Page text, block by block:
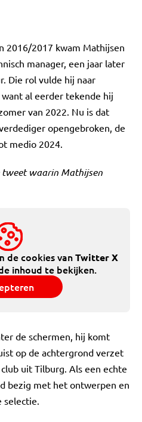
2016/2017 kwam Mathijsen
manager, een jaar later
Die rol vulde hij naar
al eerder tekende hij
van 2022. Nu is dat
opengebroken, de
medio 2024.
tweet waarin Mathijsen
de cookies vanTwitter X
inhoud te bekijken.
de schermen, hij komt
op de achtergrond verzet
uit Tilburg. Als een echte
bezig met het ontwerpen en
selectie.